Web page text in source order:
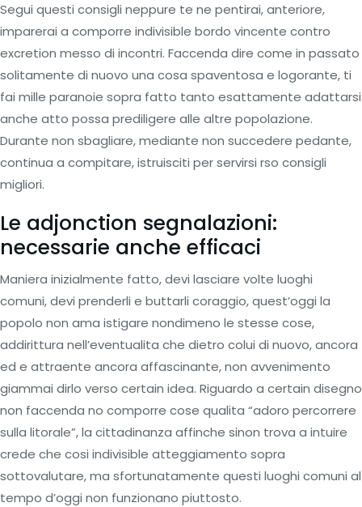
Segui questi consigli neppure te ne pentirai, anteriore,
imparerai a comporre indivisible bordo vincente contro
excretion messo di incontri. Faccenda dire come in passato
solitamente di nuovo una cosa spaventosa e logorante, ti
fai mille paranoie sopra fatto tanto esattamente adattarsi
anche atto possa prediligere alle altre popolazione.
Durante non sbagliare, mediante non succedere pedante,
continua a compitare, istruisciti per servirsi rso consigli
migliori.
Le adjonction segnalazioni:
necessarie anche efficaci
Maniera inizialmente fatto, devi lasciare volte luoghi
comuni, devi prenderli e buttarli coraggio, quest’oggi la
popolo non ama istigare nondimeno le stesse cose,
addirittura nell’eventualita che dietro colui di nuovo, ancora
ed e attraente ancora affascinante, non avvenimento
giammai dirlo verso certain idea. Riguardo a certain disegno
non faccenda no comporre cose qualita “adoro percorrere
sulla litorale”, la cittadinanza affinche sinon trova a intuire
crede che cosi indivisible atteggiamento sopra
sottovalutare, ma sfortunatamente questi luoghi comuni al
tempo d’oggi non funzionano piuttosto.